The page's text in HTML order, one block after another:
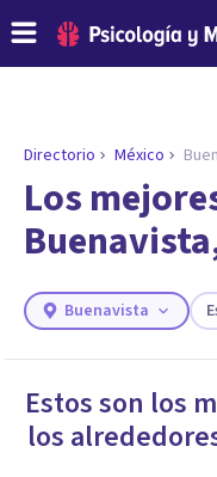
ENCONTRAR MI
¿Necesitas
Directorio México
Los
Buenavista
Estos son los
los